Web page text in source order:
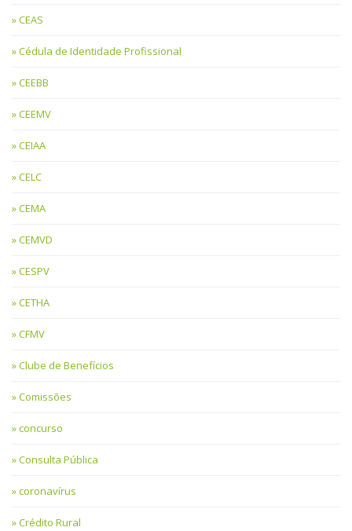
CEAS
Cédula de Identidade Profissional
CEEBB
CEEMV
CEIAA
CELC
CEMA
CEMVD
CESPV
CETHA
CFMV
Clube de Benefícios
Comissões
concurso
Consulta Pública
coronavírus
Crédito Rural